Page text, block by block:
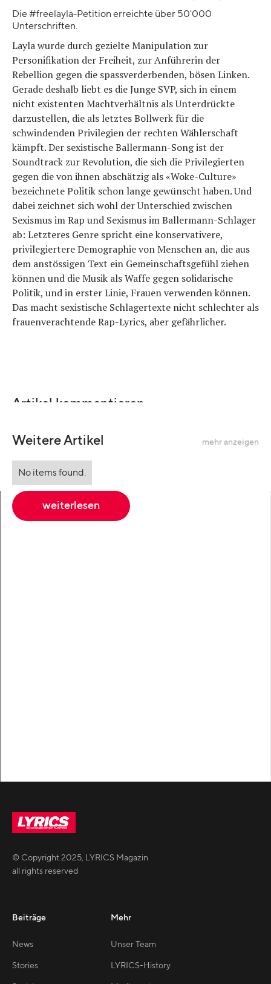
Die #freelayla-Petition erreichte über 50'000
Unterschriften.
Layla wurde durch gezielte Manipulation zur
Personifikation der Freiheit, zur Anführerin der
Rebellion gegen die spassverderbenden, bösen Linken.
Gerade deshalb liebt es die Junge SVP, sich in einem
nicht existenten Machtverhältnis als Unterdrückte
darzustellen, die als letztes Bollwerk für die
schwindenden Privilegien der rechten Wählerschaft
kämpft. Der sexistische Ballermann-Song ist der
Soundtrack zur Revolution, die sich die Privilegierten
gegen die von ihnen abschätzig als «Woke-Culture»
bezeichnete Politik schon lange gewünscht haben. Und
dabei zeichnet sich wohl der Unterschied zwischen
Sexismus im Rap und Sexismus im Ballermann-Schlager
ab: Letzteres Genre spricht eine konservativere,
privilegiertere Demographie von Menschen an, die aus
dem anstössigen Text ein Gemeinschaftsgefühl ziehen
können und die Musik als Waffe gegen solidarische
Politik, und in erster Linie, Frauen verwenden können.
Das macht sexistische Schlagertexte nicht schlechter als
frauenverachtende Rap-Lyrics, aber gefährlicher.
Artikel kommentieren
Weitere Artikel mehr anzeigen
No items found.
weiterlesen
© Copyright2025, LYRICS Magazin
all rights reserved
Beiträge
News
Stories
Mehr
Unser Team
LYRICS-History